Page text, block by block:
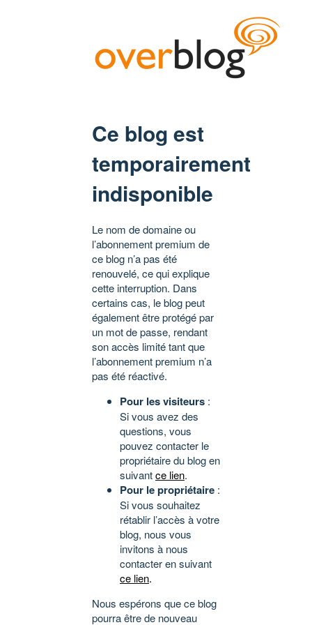
Ce blog est
temporairement
indisponible
Le nom de domaine ou
l’abonnement premium de
ce blog n’a pas été
renouvelé, ce qui explique
cette interruption. Dans
certains cas, le blog peut
également être protégé par
un mot de passe, rendant
son accès limité tant que
l’abonnement premium n’a
pas été réactivé.
Pour les visiteurs :
Si vous avez des
questions, vous
pouvez contacter le
propriétaire du blog en
suivantce lien.
Pour le propriétaire :
Si vous souhaitez
rétablir l’accès à votre
blog, nous vous
invitons à nous
contacter en suivant
ce lien.
Nous espérons que ce blog
pourra être de nouveau